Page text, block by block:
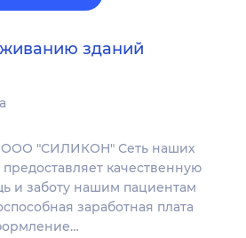
зданий
ООО "СИЛИКОН" Сеть наших
качественную
и заботу нашим пациентам
заработная плата